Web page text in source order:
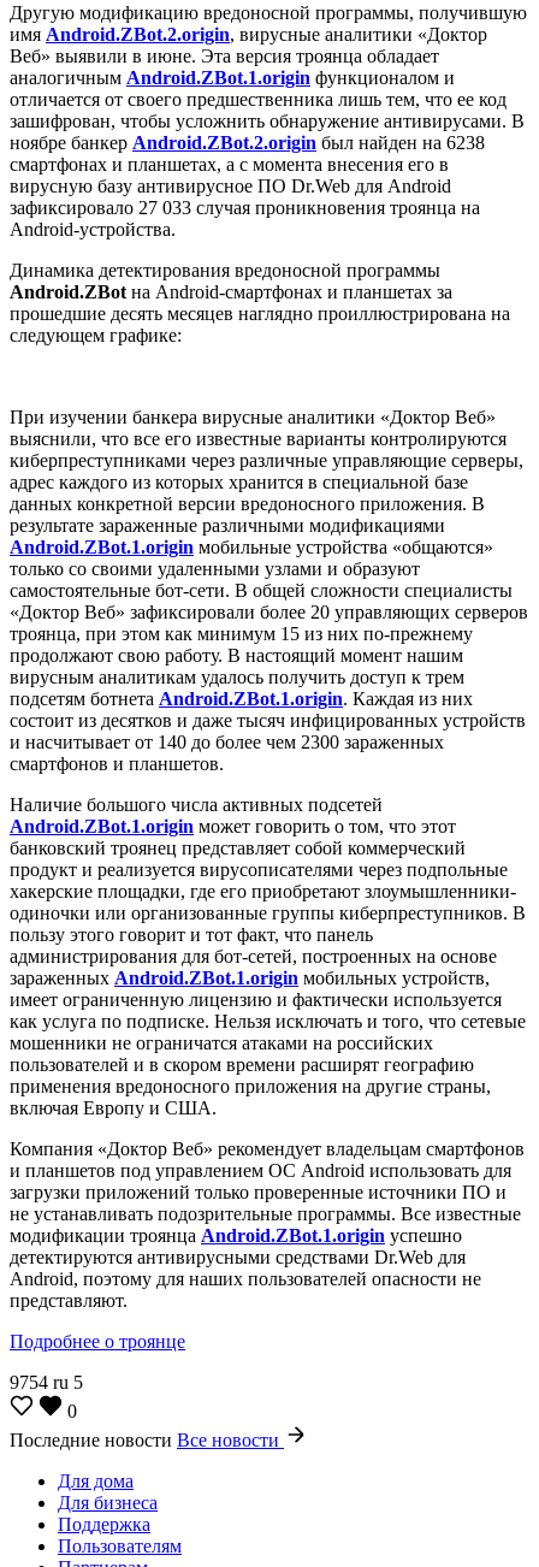
Другую модификацию вредоносной программы, получившую
имя Android.ZBot.2.origin, вирусные аналитики «Доктор
Веб» выявили в июне. Эта версия троянца обладает
аналогичным Android.ZBot.1.origin функционалом и
отличается от своего предшественника лишь тем, что ее код
зашифрован, чтобы усложнить обнаружение антивирусами. В
ноябре банкер Android.ZBot.2.origin был найден на 6238
смартфонах и планшетах, а с момента внесения его в
вирусную базу антивирусное ПО Dr.Web для Android
зафиксировало 27 033 случая проникновения троянца на
Android-устройства.
Динамика детектирования вредоносной программы
Android.ZBot на Android-смартфонах и планшетах за
прошедшие десять месяцев наглядно проиллюстрирована на
следующем графике:
При изучении банкера вирусные аналитики «Доктор Веб»
выяснили, что все его известные варианты контролируются
киберпреступниками через различные управляющие серверы,
адрес каждого из которых хранится в специальной базе
данных конкретной версии вредоносного приложения. В
результате зараженные различными модификациями
Android.ZBot.1.origin мобильные устройства «общаются»
только со своими удаленными узлами и образуют
самостоятельные бот-сети. В общей сложности специалисты
«Доктор Веб» зафиксировали более 20 управляющих серверов
троянца, при этом как минимум 15 из них по-прежнему
продолжают свою работу. В настоящий момент нашим
вирусным аналитикам удалось получить доступ к трем
подсетям ботнета Android.ZBot.1.origin. Каждая из них
состоит из десятков и даже тысяч инфицированных устройств
и насчитывает от 140 до более чем 2300 зараженных
смартфонов и планшетов.
Наличие большого числа активных подсетей
Android.ZBot.1.origin может говорить о том, что этот
банковский троянец представляет собой коммерческий
продукт и реализуется вирусописателями через подпольные
хакерские площадки, где его приобретают злоумышленники-
одиночки или организованные группы киберпреступников. В
пользу этого говорит и тот факт, что панель
администрирования для бот-сетей, построенных на основе
зараженных Android.ZBot.1.origin мобильных устройств,
имеет ограниченную лицензию и фактически используется
как услуга по подписке. Нельзя исключать и того, что сетевые
мошенники не ограничатся атаками на российских
пользователей и в скором времени расширят географию
применения вредоносного приложения на другие страны,
включая Европу и США.
Компания «Доктор Веб» рекомендует владельцам смартфонов
и планшетов под управлением ОС Android использовать для
загрузки приложений только проверенные источники ПО и
не устанавливать подозрительные программы. Все известные
модификации троянца Android.ZBot.1.origin успешно
детектируются антивирусными средствами Dr.Web для
Android, поэтому для наших пользователей опасности не
представляют.
Подробнее о троянце
9754 ru 5
0
Последние новости Все новости
Для дома
Для бизнеса
Поддержка
Пользователям